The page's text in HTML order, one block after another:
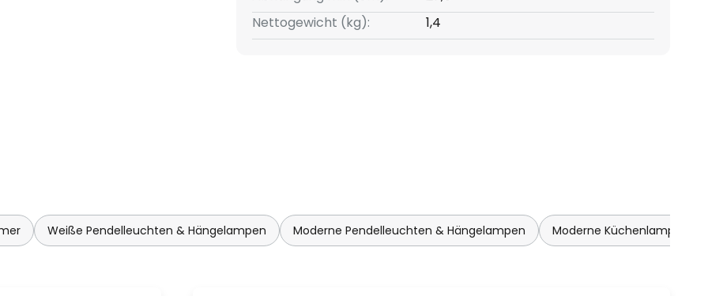
Nettogewicht (kg):
1,4
Weiße Pendelleuchten & Hängelampen Moderne Pendelleuchten & Hängelampen Moderne Küchenlampen